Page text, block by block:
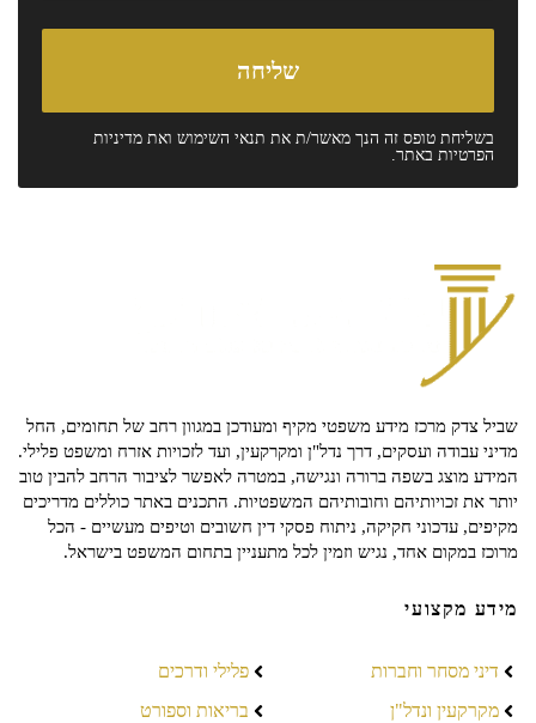
בשליחת טופס זה הנך מאשר/ת את תנאי השימוש ואת מדיניות
הפרטיות באתר.
שביל צדק מרכז מידע משפטי מקיף ומעודכן במגוון רחב של תחומים, החל
מדיני עבודה ועסקים, דרך נדל"ן ומקרקעין, ועד לזכויות אזרח ומשפט פלילי.
המידע מוצג בשפה ברורה ונגישה, במטרה לאפשר לציבור הרחב להבין טוב
יותר את זכויותיהם וחובותיהם המשפטיות. התכנים באתר כוללים מדריכים
מקיפים, עדכוני חקיקה, ניתוח פסקי דין חשובים וטיפים מעשיים - הכל
מרוכז במקום אחד, נגיש וזמין לכל מתעניין בתחום המשפט בישראל.
מידע מקצועי
דיני מסחר וחברות
מקרקעין ונדל"ן
פלילי ודרכים
בריאות וספורט